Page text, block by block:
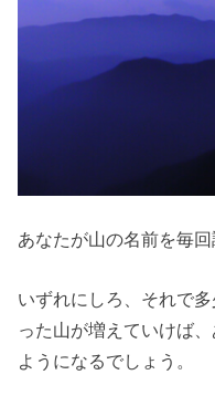
あなたが山の名前を毎
いずれにしろ、それで
った山が増えていけば
ようになるでしょう。